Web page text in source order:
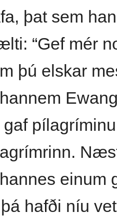
þat sem
“Gef mér
þú elskar
gaf
einum
hafði níu